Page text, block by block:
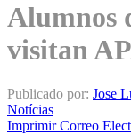
Alumnos
visitan
Publicado por: Jose
Notícias
Imprimir Correo